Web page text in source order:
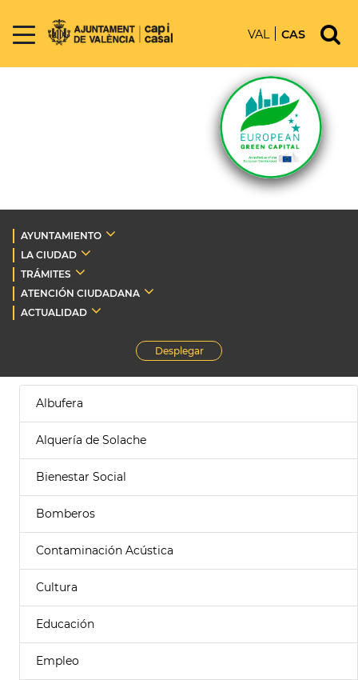
VAL CAS
AYUNTAMIENTO
LA CIUDAD
TRÁMITES
ATENCIÓN CIUDADANA
ACTUALIDAD
Desplegar
Albufera
Alquería de Solache
Bienestar Social
Bomberos
Contaminación Acústica
Cultura
Educación
Empleo